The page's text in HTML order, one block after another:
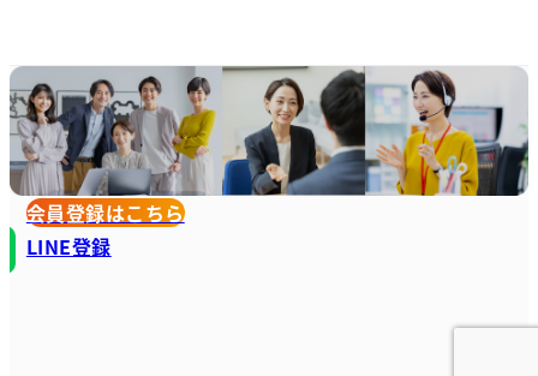
会員登録はこちら
LINE登録